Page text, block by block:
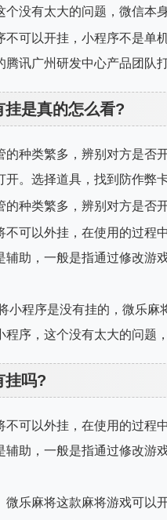
个没有太大的问题，微信本
不可以开挂，小程序不是单
腾讯广州研发中心产品团队
挂是真的怎么看?
的种类繁多，辨别对方是否
开。选择道具，找到防作弊
的种类繁多，辨别对方是否
不可以外挂，在使用的过程
辅助，一般是指通过修改游
小程序是没有挂的，微乐
程序，这个没有太大的问题
挂吗?
不可以外挂，在使用的过程
辅助，一般是指通过修改游
微乐麻将这款麻将游戏可以